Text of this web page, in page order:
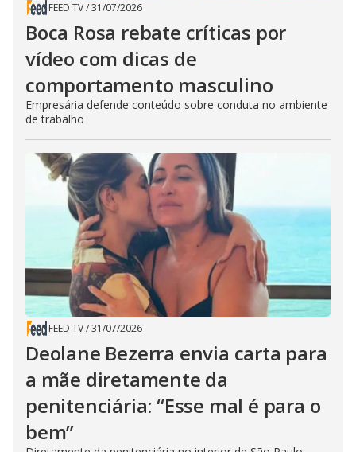
FEED TV/31/07/2026
Boca Rosa rebate críticas por
vídeo com dicas de
comportamento masculino
Empresária defende conteúdo sobre conduta no ambiente
de trabalho
FEED TV/31/07/2026
Deolane Bezerra envia carta para
a mãe diretamente da
penitenciária: “Esse mal é para o
bem”